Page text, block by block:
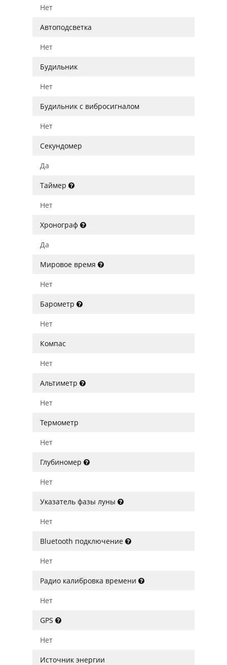
Нет
Автоподсветка
Нет
Будильник
Нет
Будильник с вибросигналом
Нет
Секундомер
Да
Таймер
Нет
Хронограф
Да
Мировое время
Нет
Барометр
Нет
Компас
Нет
Альтиметр
Нет
Термометр
Нет
Глубиномер
Нет
Указатель фазы луны
Нет
Bluetooth подключение
Нет
Радио калибровка времени
Нет
GPS
Нет
Источник энергии